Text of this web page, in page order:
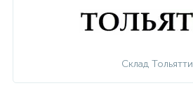
Склад Тольятти